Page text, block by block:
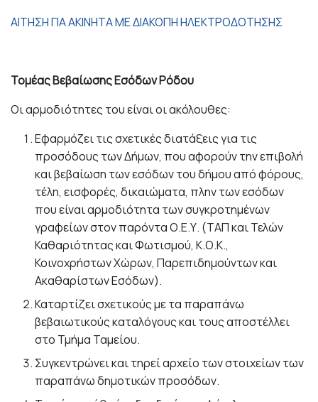
ΑΙΤΗΣΗ ΓΙΑ ΑΚΙΝΗΤΑ ΜΕ ΔΙΑΚΟΠΗ ΗΛΕΚΤΡΟΔΟΤΗΣΗΣ
Τομέας Βεβαίωσης Εσόδων Ρόδου
Οι αρμοδιότητες του είναι οι ακόλουθες:
Eφαρμόζει τις σχετικές διατάξεις για τις
προσόδους των Δήμων, που αφορούν την επιβολή
και βεβαίωση των εσόδων του δήμου από φόρους,
τέλη, εισφορές, δικαιώματα, πλην των εσόδων
που είναι αρμοδιότητα των συγκροτημένων
γραφείων στον παρόντα Ο.Ε.Υ. (ΤΑΠ και Τελών
Καθαριότητας και Φωτισμού, Κ.Ο.Κ.,
Κοινοχρήστων Χώρων, Παρεπιδημούντων και
Ακαθαρίστων Εσόδων).
Καταρτίζει σχετικούς με τα παραπάνω
βεβαιωτικούς καταλόγους και τους αποστέλλει
στο Τμήμα Ταμείου.
Συγκεντρώνει και τηρεί αρχείο των στοιχείων των
παραπάνω δημοτικών προσόδων.